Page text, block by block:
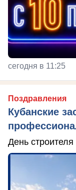
сегодня в 11:25
Поздравления
Кубанские
День строителя